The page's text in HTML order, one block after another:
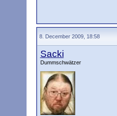
8. December 2009, 18:58
Sacki
Dummschwätzer